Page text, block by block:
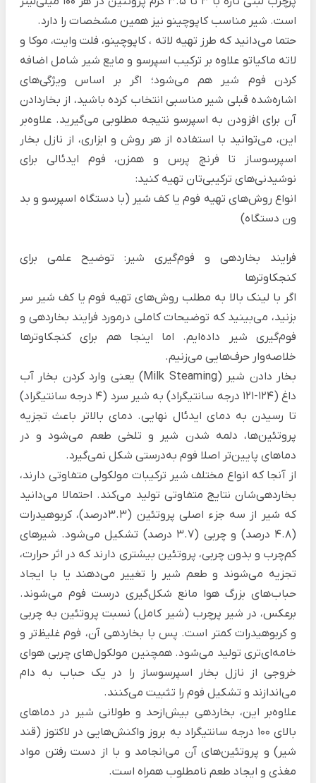
است. شیر مناسب کاپوچینو نیز همین مشخصات را دارد.
حتما می‌دانید که طرز تهیه لاته ، کاپوچینو، فلت وایت، موکا و
لاته ماکیاتو علاوه بر ترکیب اسپرسو و مایع شیر شامل اضافه
کردن فوم شیر هم می‌شود؛ اگر بر اساس ویژگی‌های
اشاره‌شده قبلی شیر مناسبی انتخاب کرده باشید، از بخاردادن
آن برای افزودن به اسپرسو نتیجه مطلوبی می‌گیرید. علاوه‌بر
این، می‌توانید با استفاده از هر روش و ابزاری، از نازل بخار
اسپرسوساز تا فرنچ پرس و همزن، فوم ایدئالی برای
نوشیدنی‌های ترکیبی‌تان تهیه کنید:
انواع روش‌های تهیه فوم یا کف شیر (با دستگاه اسپرسو و بد
ون دستگاه)
فرایند بخاردهی و فوم‌گیری شیر: توضیح علمی برای
کنجکاوترها
اگر با لینک بالا به مطلب روش‌های تهیه فوم یا کف شیر سر
بزنید، می‌بینید که توضیحات کاملی درمورد فرایند بخاردهی و
فوم‌گیری شیر داده‌ایم. اما اینجا هم برای کنجکاوترها
خلاصه‌وار حرف‌هایی می‌زنیم.
بخار دادن شیر (Milk Steaming) یعنی وارد کردن بخار آب
داغ (124-121 درجه سانتیگراد) به شیر سرد (۴ درجه سانتیگراد)
تا رسیدن به دمای ایدئال نهایی. دمای بالاتر باعث تجزیه
پروتئین‌ها، دلمه شدن شیر و تلخی طعم می‌شود و در
دماهای پایین‌تر اصلا فوم به‌درستی شکل نمی‌گیرد.
از آنجا که انواع مختلف شیر ترکیبات مولکولی متفاوتی دارند،
بخاردهی‌شان نتایج متفاوتی تولید می‌کند. احتمالا می‌دانید
که شیر از سه جزء اصلی پروتئین (۳.۳درصد)‌، کربوهیدرات‌
(۴.۸ درصد) و چربی (۳.۷ درصد) تشکیل می‌شود. شیرهای
کم‌چرب و بدون چربی، پروتئین بیشتری دارند که در اثر حرارت،
تجزیه می‌شوند و طعم شیر را تغییر می‌دهند یا با ایجاد
حباب‌های بزرگ هوا مانع شکل‌گیری درست فوم می‌شوند.
برعکس، در شیر پرچرب (شیر کامل) نسبت پروتئین به چربی
و کربوهیدرات کمتر است. پس با بخاردهی آن، فوم غلیظ‌تر و
خامه‌ای‌تری تولید می‌شود. همچنین مولکول‌های چربی هوای
خروجی از نازل بخار اسپرسوساز را در یک حباب به دام
می‌اندازند و تشکیل فوم را تثبیت می‌کنند.
علاوه‌بر این، بخاردهی بیش‌ازحد و طولانی شیر در دماهای
بالای ۱۰۰ درجه سانتیگراد به بروز واکنش‌هایی در لاکتوز (قند
شیر) و پروتئین‌های آن می‌انجامد و با از دست رفتن مواد
مغذی و ایجاد طعم نامطلوب همراه است.